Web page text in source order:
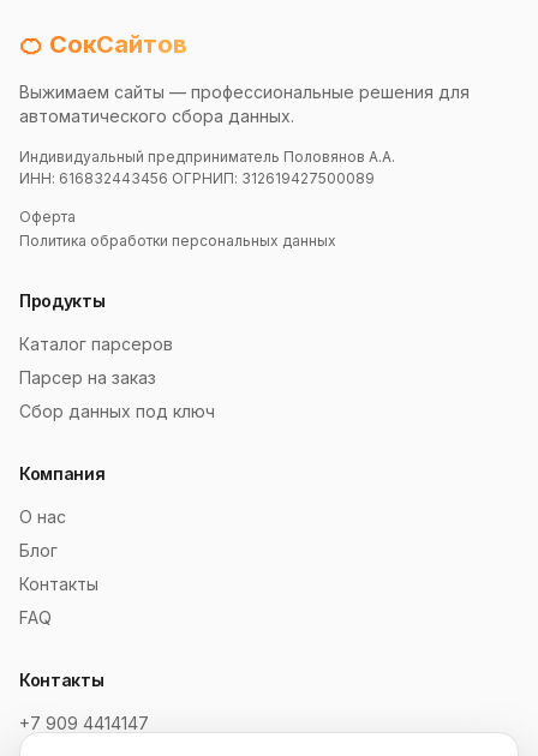
🍊 СокСайтов
Выжимаем сайты — профессиональные решения для
автоматического сбора данных.
Индивидуальный предприниматель Половянов А.А.
ИНН: 616832443456 ОГРНИП: 312619427500089
Оферта
Политика обработки персональных данных
Продукты
Каталог парсеров
Парсер на заказ
Сбор данных под ключ
Компания
О нас
Блог
Контакты
FAQ
Контакты
+7 909 4414147